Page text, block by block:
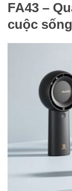
FA43 –
cuộc